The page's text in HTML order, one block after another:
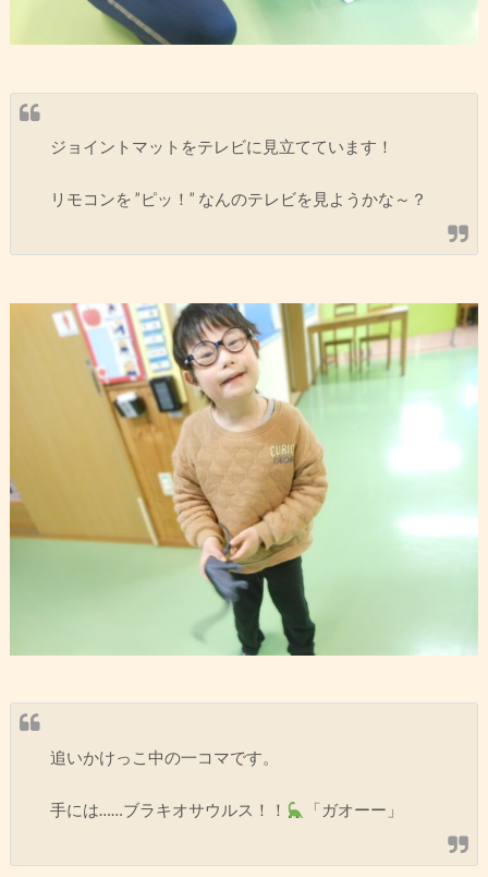
ジョイントマットをテレビに見立てています！
リモコンを ”ピッ！” なんのテレビを見ようかな～？
追いかけっこ中の一コマです。
手には……ブラキオサウルス！！ 「ガオーー」